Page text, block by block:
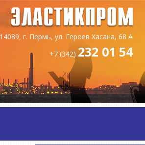
г. Пермь, ул. Героев Хасана, 68 А
+7 (342) 232 01 54